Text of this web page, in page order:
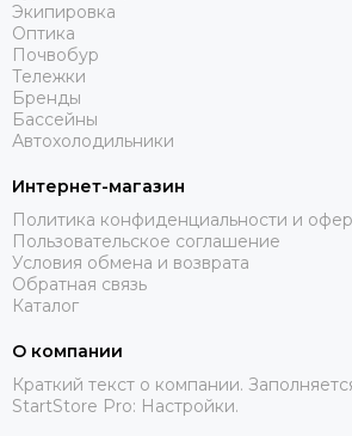
Экипировка
Оптика
Почвобур
Тележки
Бренды
Бассейны
Автохолодильники
Интернет-магазин
Политика конфиденциальности и
Пользовательское соглашение
Условия обмена и возврата
Обратная связь
Каталог
О компании
Краткий текст о компании.
StartStore Pro: Настройки.